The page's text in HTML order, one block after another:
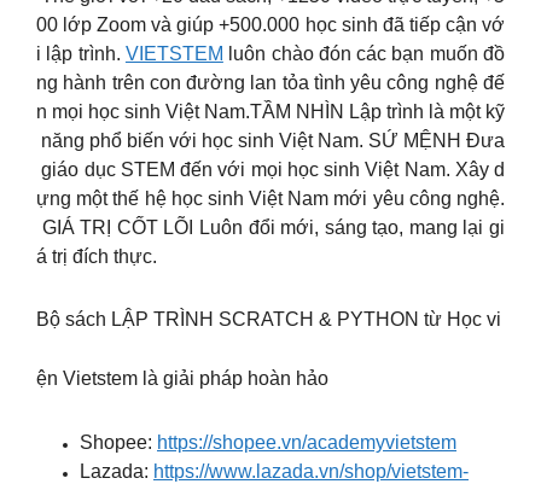
00 lớp Zoom và giúp +500.000 học sinh đã tiếp cận vớ
i lập trình. VIETSTEM
luôn chào đón các bạn muốn đồ
ng hành trên con đường lan tỏa tình yêu công nghệ đế
n mọi học sinh Việt Nam.TẦM NHÌN Lập trình là một kỹ
năng phổ biến với học sinh Việt Nam. SỨ MỆNH Đưa
giáo dục STEM đến với mọi học sinh Việt Nam. Xây d
ựng một thế hệ học sinh Việt Nam mới yêu công nghệ.
GIÁ TRỊ CỐT LÕI Luôn đổi mới, sáng tạo, mang lại gi
á trị đích thực.
Bộ sách LẬP TRÌNH SCRATCH & PYTHON từ Học vi
ện Vietstem là giải pháp hoàn hảo
Shopee: https://shopee.vn/academyvietstem
Lazada: https://www.lazada.vn/shop/vietstem-